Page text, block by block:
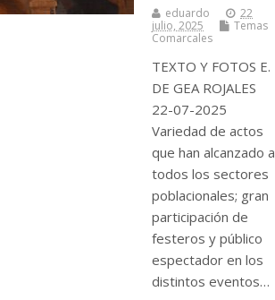
eduardo
22
julio, 2025
Temas
Comarcales
TEXTO Y FOTOS E.
DE GEA ROJALES
22-07-2025
Variedad de actos
que han alcanzado a
todos los sectores
poblacionales; gran
participación de
festeros y público
espectador en los
distintos eventos…